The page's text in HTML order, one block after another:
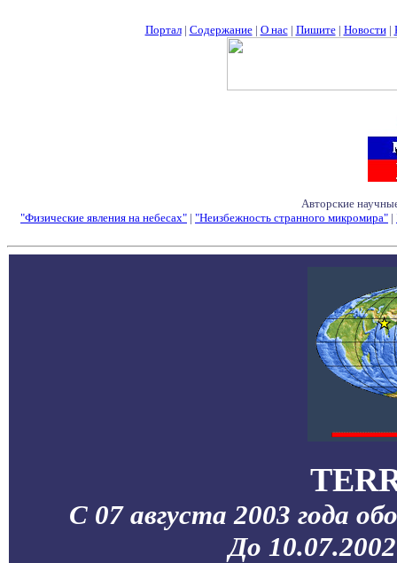
Портал| Содержание| О нас| Пишите| Новости|
Авторские
"Физические явления на небесах" | "Неизбежность странного микромира" |
С 07 августа 2003 года
До